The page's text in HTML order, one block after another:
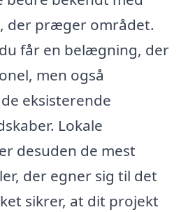
der præger området.
får en belægning, der
men også
eksisterende
Lokale
desuden de mest
der egner sig til det
sikrer, at dit projekt